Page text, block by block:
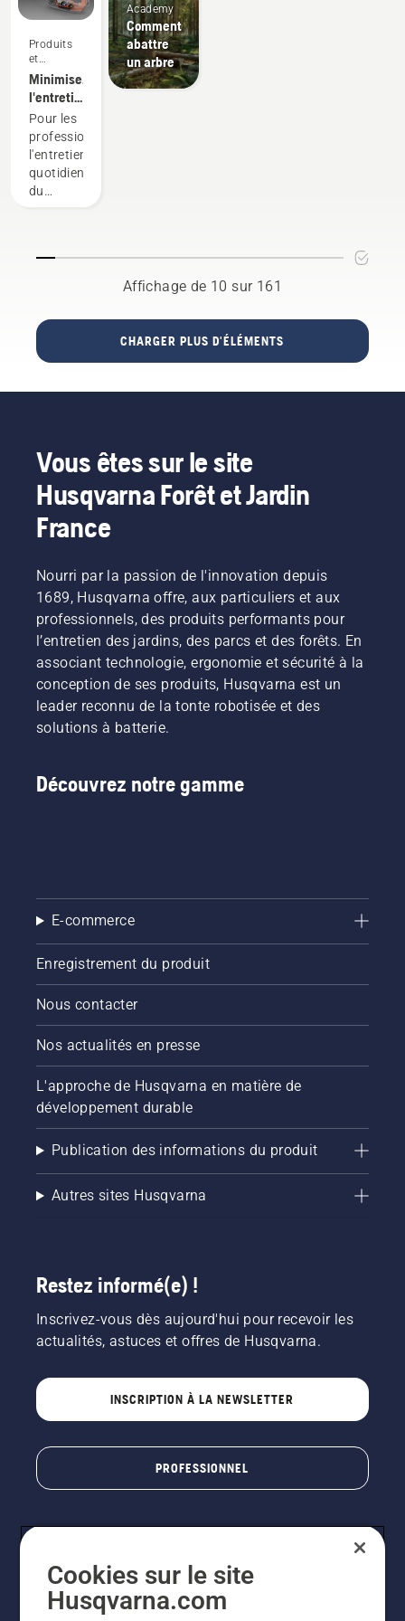
intendants
Produits
et
innovations
Minimisez
l'entretien
grâce
aux
outils à
batterie
Pour les
professionnels,
l'entretien
quotidien
du
tâches
peuvent
perturber
leur
Grâce
par
ce
problème
est
réduit.
Academy
Comment
abattre
un arbre
Affichage de 10 sur 161
CHARGER PLUS D'ÉLÉMENTS
Vous êtes sur le site
Husqvarna Forêt et Jardin
France
Nourri par la passion de l'innovation depuis
1689, Husqvarna offre, aux particuliers et aux
professionnels, des produits performants pour
l’entretien des jardins, des parcs et des forêts. En
associant technologie, ergonomie et sécurité à la
conception de ses produits, Husqvarna est un
leader reconnu de la tonte robotisée et des
solutions à batterie.
Découvrez notre gamme
E-commerce
Enregistrement du produit
Nous contacter
Nos actualités en presse
L'approche de Husqvarna en matière de
développement durable
Publication des informations du produit
Autres sites Husqvarna
Restez informé(e) !
Inscrivez-vous dès aujourd'hui pour recevoir les
actualités, astuces et offres de Husqvarna.
INSCRIPTION À LA NEWSLETTER
PROFESSIONNEL
Cookies sur le site
Husqvarna.com